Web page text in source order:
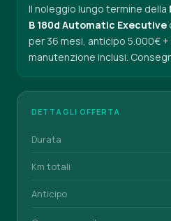
Il noleggio lungo termine della
B 180d Automatic Executive
per 36 mesi, anticipo 5.000€ +
manutenzione inclusi.
DETTAGLI OFFERTA
Durata
Km totali
Anticipo